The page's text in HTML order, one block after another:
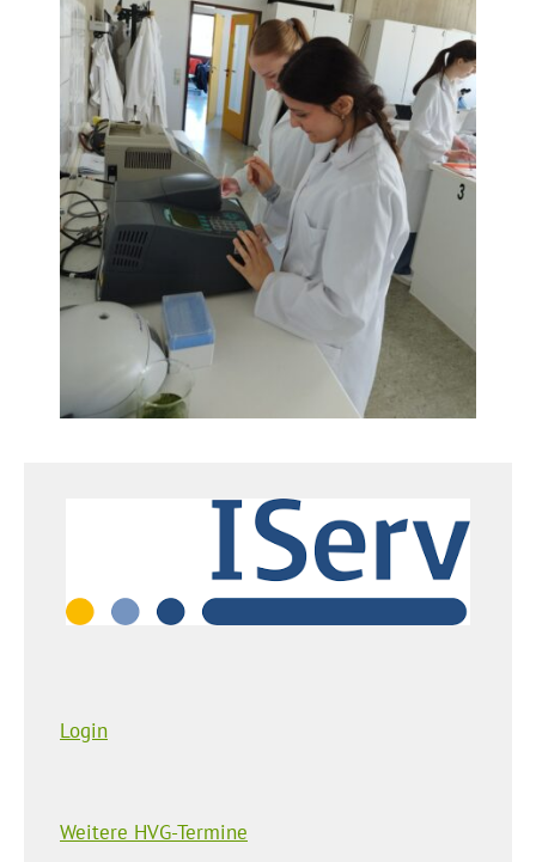
Login
Weitere HVG-Termine